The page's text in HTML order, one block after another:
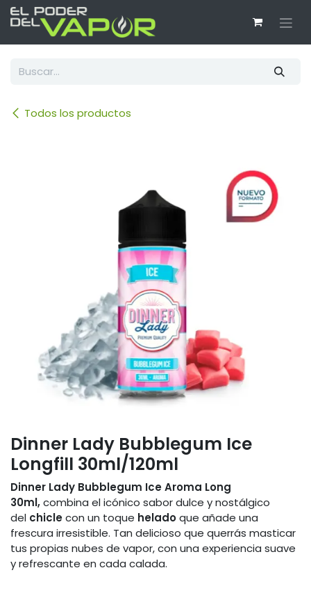
Ir al contenido
Todos los productos
Dinner Lady Bubblegum Ice
Longfill 30ml/120ml
Dinner Lady Bubblegum Ice Aroma Long
30ml,combina el icónico sabor dulce y nostálgico
del chiclecon un toque heladoque añade una
frescura irresistible. Tan delicioso que querrás masticar
tus propias nubes de vapor, con una experiencia suave
y refrescante en cada calada.